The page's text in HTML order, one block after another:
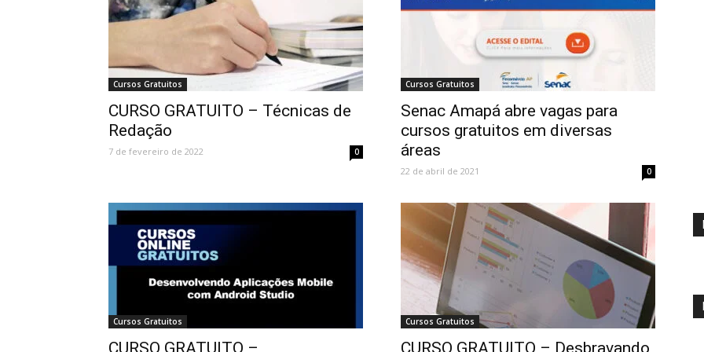
Cursos Gratuitos
CURSO GRATUITO – Técnicas de
Redação
7 de fevereiro de 2022 0
Cursos Gratuitos
Senac Amapá abre vagas para
cursos gratuitos em diversas
áreas
22 de abril de 2021 0
Cursos Gratuitos
CURSO GRATUITO –
Cursos Gratuitos
CURSO GRATUITO – Desbravando